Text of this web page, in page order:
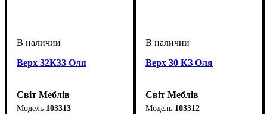
Верх 32К33 Оля
Світ Меблів
103313
Верх 30 КЗ Оля
Світ Меблів
103312